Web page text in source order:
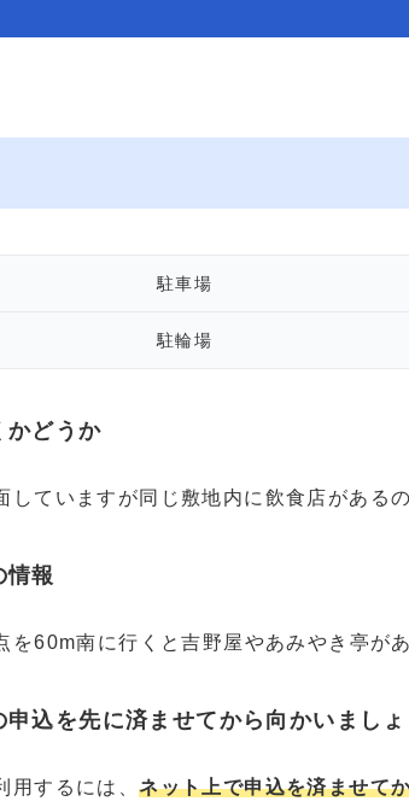
駐車場
駐輪場
かどうか
していますが同じ敷地内に飲食店がある
情報
を60m南に行くと吉野屋やあみやき亭が
申込を先に済ませてから向かいましょ
用するには、ネット上で申込を済ませて